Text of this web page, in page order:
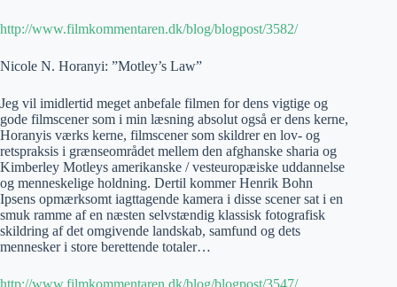
http://www.filmkommentaren.dk/blog/blogpost/3582/
Nicole N. Horanyi: ”Motley’s Law”
Jeg vil imidlertid meget anbefale filmen for dens vigtige og
gode filmscener som i min læsning absolut også er dens kerne,
Horanyis værks kerne, filmscener som skildrer en lov- og
retspraksis i grænseområdet mellem den afghanske sharia og
Kimberley Motleys amerikanske / vesteuropæiske uddannelse
og menneskelige holdning. Dertil kommer Henrik Bohn
Ipsens opmærksomt iagttagende kamera i disse scener sat i en
smuk ramme af en næsten selvstændig klassisk fotografisk
skildring af det omgivende landskab, samfund og dets
mennesker i store berettende totaler…
http://www.filmkommentaren.dk/blog/blogpost/3547/